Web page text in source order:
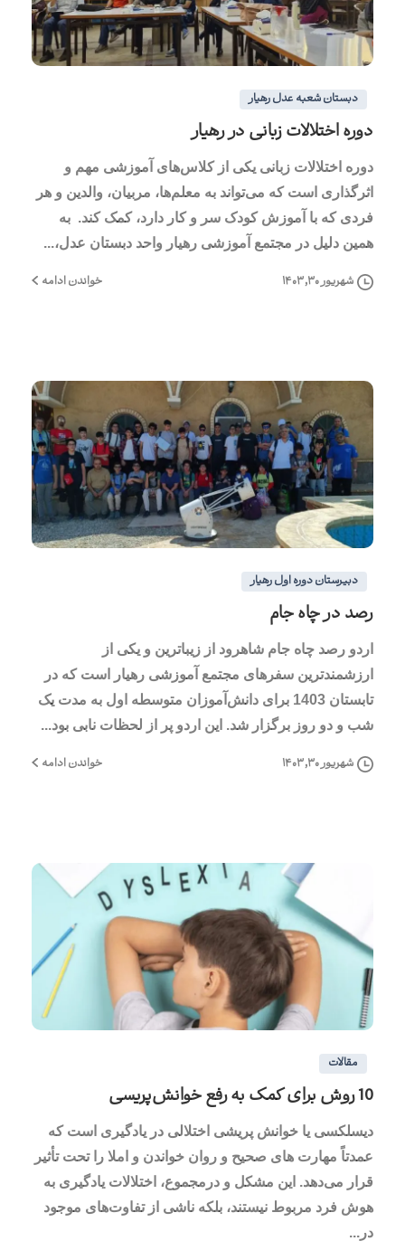
0
0
دبستان شعبه عدل رهیار
دوره اختلالات زبانی در رهیار
دوره اختلالات زبانی یکی از کلاس‌های آموزشی مهم و
اثرگذاری است که می‌تواند به معلم‌ها، مربیان، والدین و هر
فردی که با آموزش کودک سر و کار دارد، کمک کند. به
همین دلیل در مجتمع آموزشی رهیار واحد دبستان عدل،...
شهریور ۳۰, ۱۴۰۳ خواندن ادامه
0
2
دبیرستان دوره اول رهیار
رصد در چاه جام
اردو رصد چاه جام شاهرود از زیباترین و یکی از
ارزشمندترین سفرهای مجتمع آموزشی رهیار است که در
تابستان 1403 برای دانش‌آموزان متوسطه اول به مدت یک
شب و دو روز برگزار شد. این اردو پر از لحظات نابی بود...
شهریور ۳۰, ۱۴۰۳ خواندن ادامه
0
0
مقالات
10 روش برای کمک به رفع خوانش‌پریسی
دیسلکسی یا خوانش پریشی اختلالی در یادگیری است که
عمدتاً مهارت های صحیح و روان خواندن و املا را تحت تأثیر
قرار می‌دهد. این مشکل و درمجموع، اختلالات یادگیری به
هوش فرد مربوط نیستند، بلکه ناشی از تفاوت‌های موجود
در...